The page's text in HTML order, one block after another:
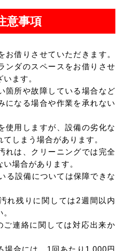
意事項
借りさせていただきます。
ンダのスペースをお借りさせ
ます。
箇所や故障している場合など
になる場合や作業を承れない
使用しますが、設備の劣化な
しまう場合があります。
れは、クリーニングでは完全
場合があります。
る設備については保障できな
れ残りに関しては2週間以内
連絡に関しては対応出来か